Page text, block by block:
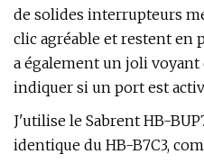
de solides interrupteurs
clic agréable et restent en
a également un joli
indiquer si un port est
J'utilise le Sabrent HB-
identique du HB-B7C3,